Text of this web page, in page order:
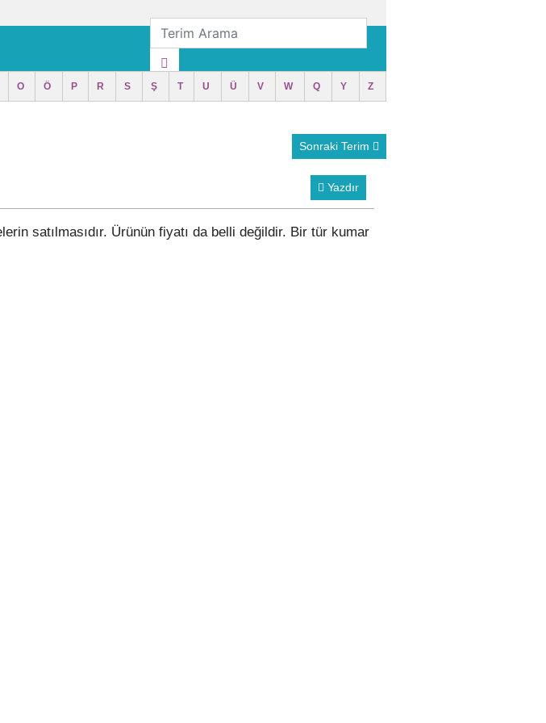
O Ö P R S Ş T U Ü V W Q Y Z
Sonraki Terim
Yazdır
satılmasıdır. Ürünün fiyatı da belli değildir. Bir tür kumar